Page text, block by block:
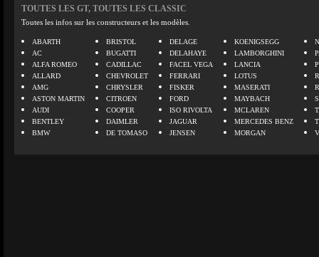
TOUTES LES GT, TOUTES LES CLASSIC
Toutes les infos sur les constructeurs et les modèles.
ABARTH
AC
ALFA ROMEO
ALLARD
AMG
ASTON MARTIN
AUDI
BENTLEY
BMW
BRISTOL
BUGATTI
CADILLAC
CHEVROLET
CHRYSLER
CITROEN
COOPER
DAIMLER
DE TOMASO
DELAGE
DELAHAYE
FACEL VEGA
FERRARI
FISKER
FORD
ISO RIVOLTA
JAGUAR
JENSEN
KOENIGSEGG
LAMBORGHINI
LANCIA
LOTUS
MASERATI
MAYBACH
MCLAREN
MERCEDES BENZ
MORGAN